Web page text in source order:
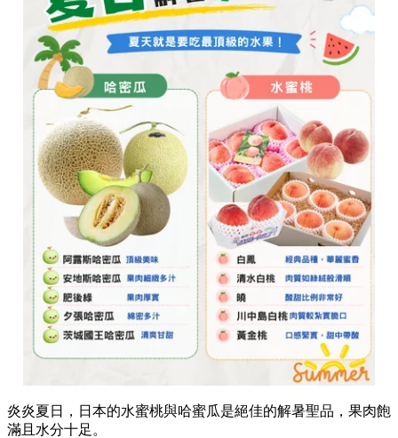
炎炎夏日，日本的水蜜桃與哈蜜瓜是絕佳的解暑聖品，果肉飽
滿且水分十足。